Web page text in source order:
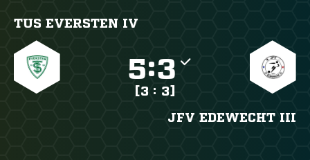
TUS EVERSTEN IV
:
[3 : 3]
JFV EDEWECHT III